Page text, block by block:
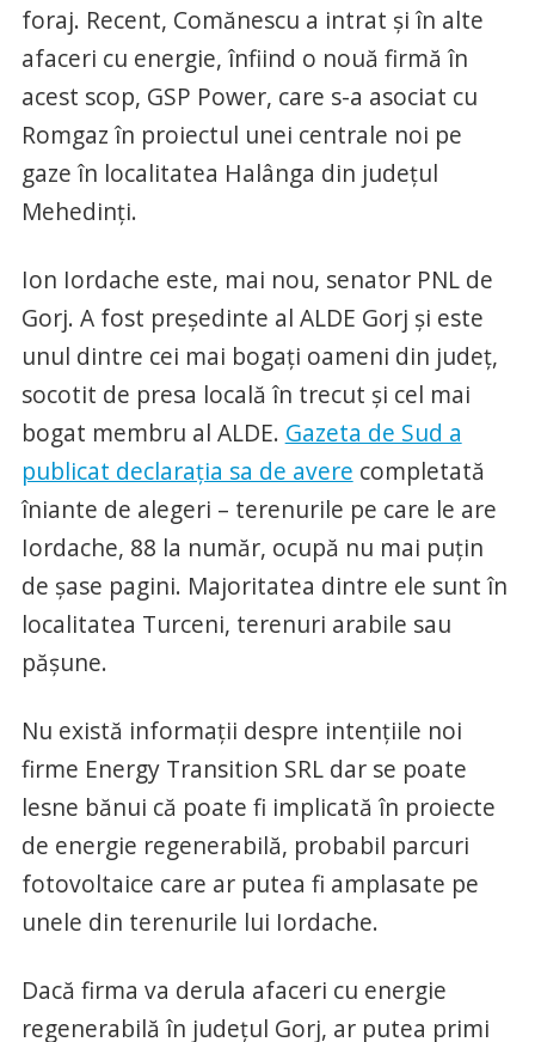
foraj. Recent, Comănescu a intrat și în alte
afaceri cu energie, înfiind o nouă firmă în
acest scop, GSP Power, care s-a asociat cu
Romgaz în proiectul unei centrale noi pe
gaze în localitatea Halânga din județul
Mehedinți.
Ion Iordache este, mai nou, senator PNL de
Gorj. A fost președinte al ALDE Gorj și este
unul dintre cei mai bogați oameni din județ,
socotit de presa locală în trecut și cel mai
bogat membru al ALDE. Gazeta de Sud a
publicat declarația sa de avere completată
îniante de alegeri – terenurile pe care le are
Iordache, 88 la număr, ocupă nu mai puțin
de șase pagini. Majoritatea dintre ele sunt în
localitatea Turceni, terenuri arabile sau
pășune.
Nu există informații despre intențiile noi
firme Energy Transition SRL dar se poate
lesne bănui că poate fi implicată în proiecte
de energie regenerabilă, probabil parcuri
fotovoltaice care ar putea fi amplasate pe
unele din terenurile lui Iordache.
Dacă firma va derula afaceri cu energie
regenerabilă în județul Gorj, ar putea primi